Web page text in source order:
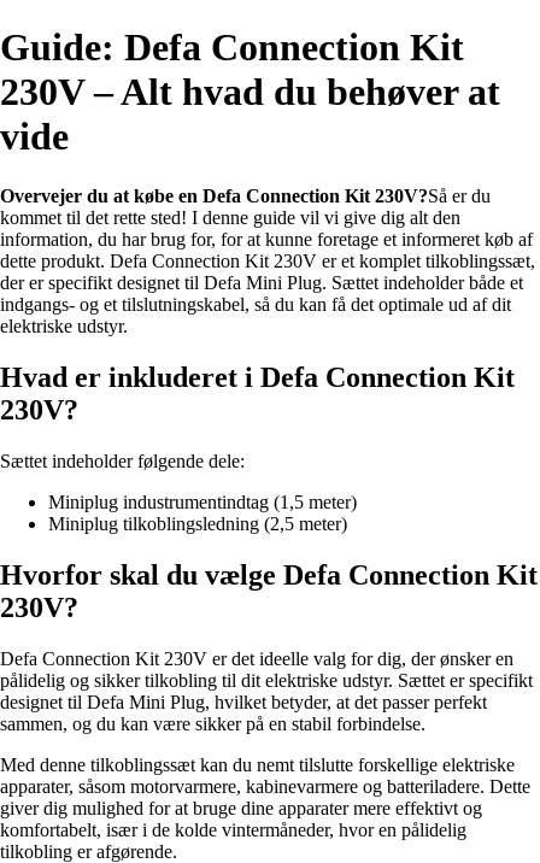
Guide: Defa Connection Kit
230V – Alt hvad du behøver at
vide
Overvejer du at købe en Defa Connection Kit 230V?Så er du
kommet til det rette sted! I denne guide vil vi give dig alt den
information, du har brug for, for at kunne foretage et informeret køb af
dette produkt. Defa Connection Kit 230V er et komplet tilkoblingssæt,
der er specifikt designet til Defa Mini Plug. Sættet indeholder både et
indgangs- og et tilslutningskabel, så du kan få det optimale ud af dit
elektriske udstyr.
Hvad er inkluderet i Defa Connection Kit
230V?
Sættet indeholder følgende dele:
Miniplug industrumentindtag (1,5 meter)
Miniplug tilkoblingsledning (2,5 meter)
Hvorfor skal du vælge Defa Connection Kit
230V?
Defa Connection Kit 230V er det ideelle valg for dig, der ønsker en
pålidelig og sikker tilkobling til dit elektriske udstyr. Sættet er specifikt
designet til Defa Mini Plug, hvilket betyder, at det passer perfekt
sammen, og du kan være sikker på en stabil forbindelse.
Med denne tilkoblingssæt kan du nemt tilslutte forskellige elektriske
apparater, såsom motorvarmere, kabinevarmere og batteriladere. Dette
giver dig mulighed for at bruge dine apparater mere effektivt og
komfortabelt, især i de kolde vintermåneder, hvor en pålidelig
tilkobling er afgørende.